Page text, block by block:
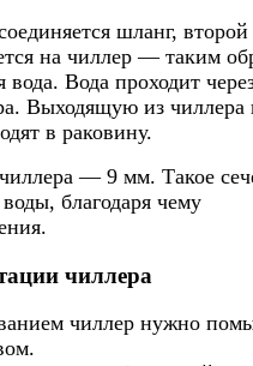
шланг, второй
на чиллер — таким
вода. Вода проходит
Выходящую из чиллера
в раковину.
— 9 мм. Такое
благодаря чему
чиллера
чиллер нужно